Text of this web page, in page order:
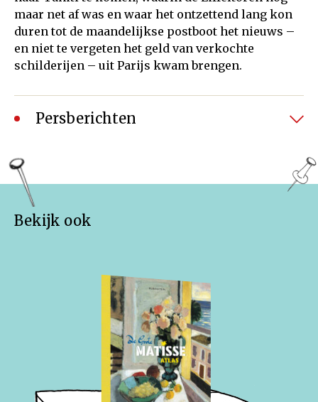
maar net af was en waar het ontzettend lang kon
duren tot de maandelijkse postboot het nieuws –
en niet te vergeten het geld van verkochte
schilderijen – uit Parijs kwam brengen.
Persberichten
paradijs’
Voorpublicatie ‘De Grote Gauguin Atlas’–NRC, 17
oktober 2018
In 1887 vertrokken de vrienden Paul Gauguin en
Gauguin Atlas, die vrijdag uitkomt, bij de Gauguin-
expositie in het Van Gogh Museum. Een
Lees meer….
Bekijk ook